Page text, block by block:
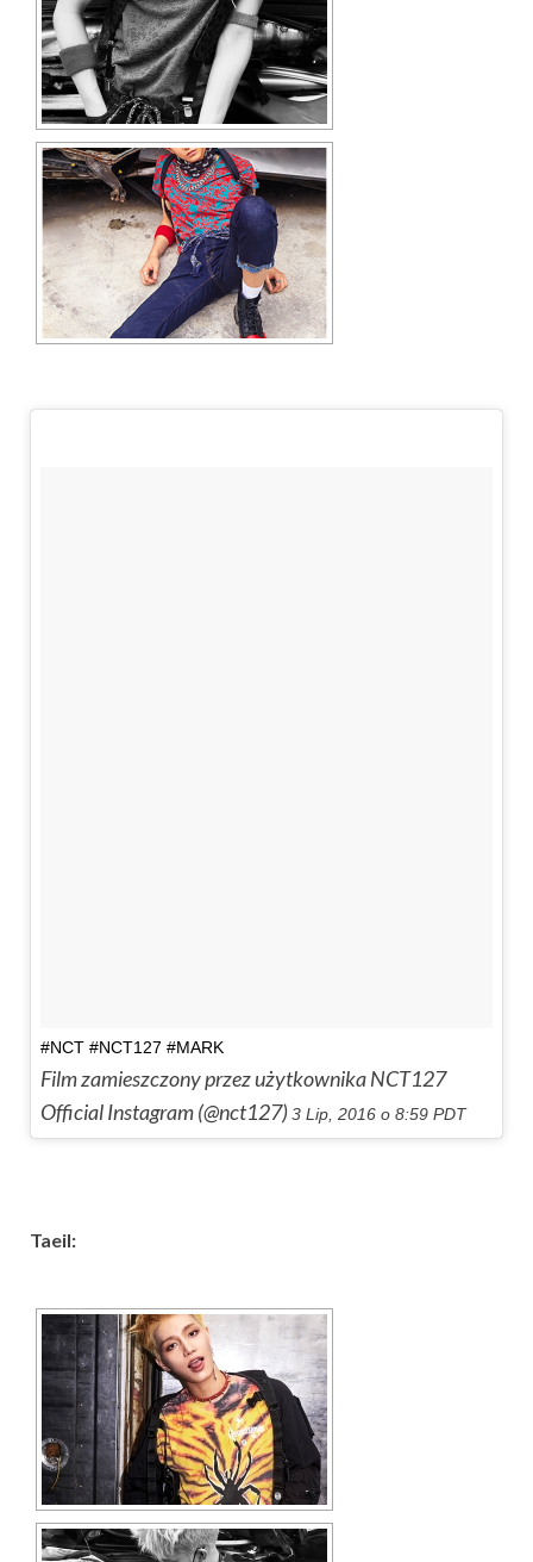
#NCT #NCT127 #MARK
Film zamieszczony przez użytkownika NCT127
Official Instagram (@nct127)3 Lip, 2016 o 8:59 PDT
Taeil: